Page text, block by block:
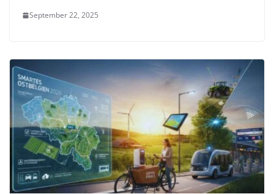
September 22, 2025